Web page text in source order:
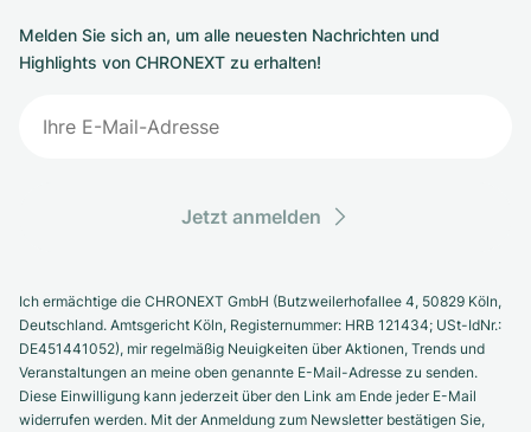
Melden Sie sich an, um alle neuesten Nachrichten und
Highlights von CHRONEXT zu erhalten!
Jetzt anmelden
Ich ermächtige die CHRONEXT GmbH (Butzweilerhofallee 4, 50829 Köln,
Deutschland. Amtsgericht Köln, Registernummer: HRB 121434; USt-IdNr.:
DE451441052), mir regelmäßig Neuigkeiten über Aktionen, Trends und
Veranstaltungen an meine oben genannte E-Mail-Adresse zu senden.
Diese Einwilligung kann jederzeit über den Link am Ende jeder E-Mail
widerrufen werden. Mit der Anmeldung zum Newsletter bestätigen Sie,